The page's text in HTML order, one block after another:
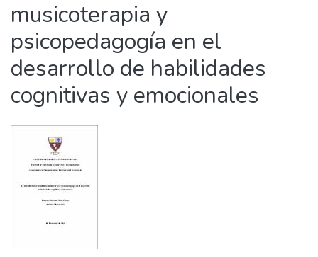
musicoterapia y
psicopedagogía en el
desarrollo de habilidades
cognitivas y emocionales